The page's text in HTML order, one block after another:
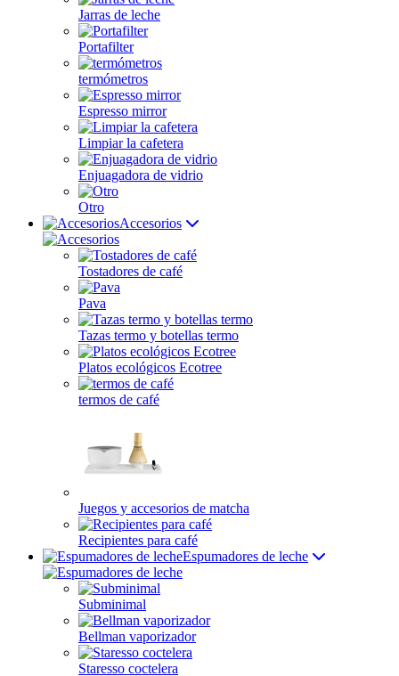
Jarras de leche
Portafilter
termómetros
Espresso mirror
Limpiar la cafetera
Enjuagadora de vidrio
Otro
Accesorios
Tostadores de café
Pava
Tazas termo y botellas termo
Platos ecológicos Ecotree
termos de café
Juegos y accesorios de matcha
Recipientes para café
Espumadores de leche
Subminimal
Bellman vaporizador
Staresso coctelera